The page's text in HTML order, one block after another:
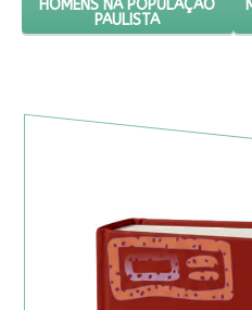
HOMENS NA POPULAÇÃO
PAULISTA